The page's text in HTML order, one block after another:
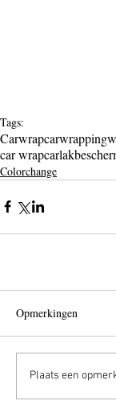
Tags:
Carwrapcarwrapping
car wrapcar
Colorchange
Opmerkingen
Plaats een